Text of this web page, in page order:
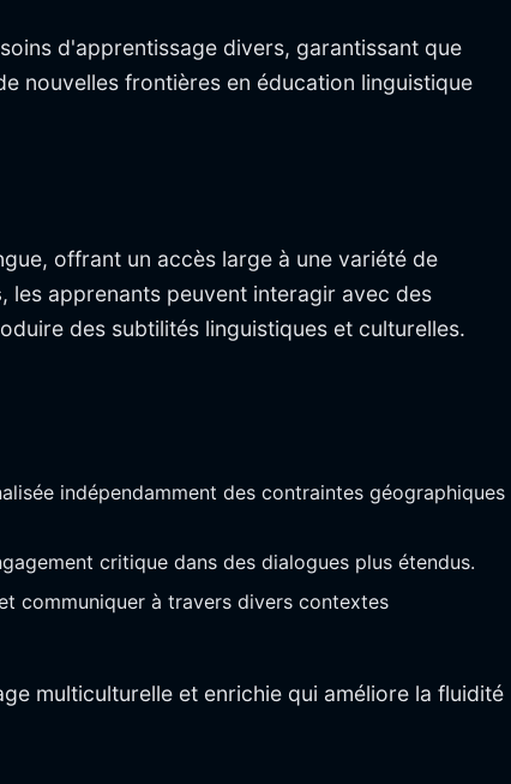
d'apprentissage divers, garantissant que
nouvelles frontières en éducation linguistique
offrant un accès large à une variété de
, les apprenants peuvent interagir avec des
des subtilités linguistiques et culturelles.
indépendamment des contraintes géographiques
critique dans des dialogues plus étendus.
communiquer à travers divers contextes
multiculturelle et enrichie qui améliore la fluidité